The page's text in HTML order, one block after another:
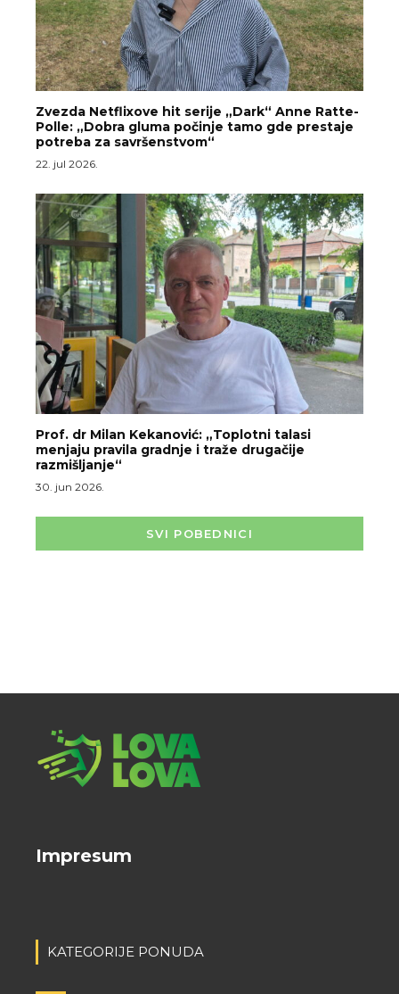
Zvezda Netflixove hit serije „Dark“ Anne Ratte-
Polle: „Dobra gluma počinje tamo gde prestaje
potreba za savršenstvom“
22. jul 2026.
Prof. dr Milan Kekanović: „Toplotni talasi
menjaju pravila gradnje i traže drugačije
razmišljanje“
30. jun 2026.
SVI POBEDNICI
Impresum
KATEGORIJE PONUDA